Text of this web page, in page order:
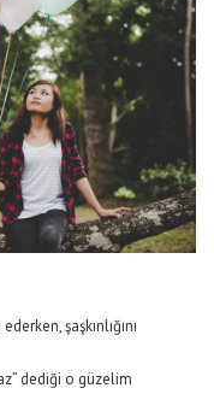
şaşkınlığını
dediği o güzelim